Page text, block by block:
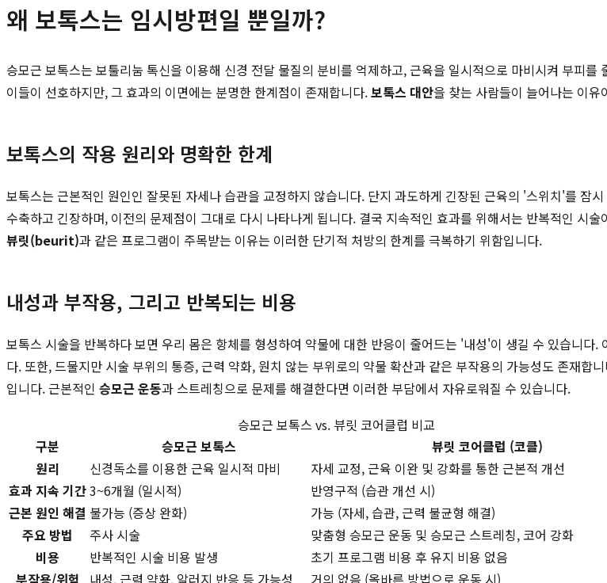
왜 보톡스는 임시방편일 뿐일까?
승모근 보톡스는 보툴리눔 톡신을 이용해 신경 전달 물질의 분비를 억제하고, 근육을 일시적으로 마비시켜 부피
이들이 선호하지만, 그 효과의 이면에는 분명한 한계점이 존재합니다.보톡스 대안을 찾는 사람들이 늘어나는 이유
보톡스의 작용 원리와 명확한 한계
보톡스는 근본적인 원인인 잘못된 자세나 습관을 교정하지 않습니다. 단지 과도하게 긴장된 근육의 '스위치'를 잠
수축하고 긴장하며, 이전의 문제점이 그대로 다시 나타나게 됩니다. 결국 지속적인 효과를 위해서는 반복적인 시
뷰릿(beurit)과 같은 프로그램이 주목받는 이유는 이러한 단기적 처방의 한계를 극복하기 위함입니다.
내성과 부작용, 그리고 반복되는 비용
보톡스 시술을 반복하다 보면 우리 몸은 항체를 형성하여 약물에 대한 반응이 줄어드는 '내성'이 생길 수 있습니
다. 또한, 드물지만 시술 부위의 통증, 근력 약화, 원치 않는 부위로의 약물 확산과 같은 부작용의 가능성도 존재
입니다. 근본적인 승모근 운동과 스트레칭으로 문제를 해결한다면 이러한 부담에서 자유로워질 수 있습니다.
승모근 보톡스 vs. 뷰릿 코어클럽 비교
구분
승모근 보톡스
뷰릿 코어클럽 (코클)
원리
신경독소를 이용한 근육 일시적 마비
자세 교정, 근육 이완 및 강화를 통한 근본적 개선
효과 지속 기간3~6개월 (일시적)
반영구적 (습관 개선 시)
근본 원인 해결 불가능 (증상 완화)
가능 (자세, 습관, 근력 불균형 해결)
주요 방법
주사 시술
맞춤형 승모근 운동 및 승모근 스트레칭, 코어 강화
비용
반복적인 시술 비용 발생
초기 프로그램 비용 후 유지 비용 없음
부작용/위험
내성, 근력 약화, 알러지 반응 등 가능성 거의 없음 (올바른 방법으로 운동 시)